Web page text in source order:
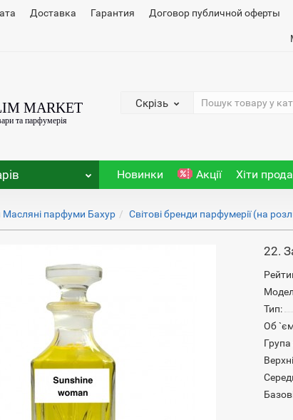
Доставка Гарантия Договор публичной оферты
Скрізь
Новинки Акції Хіти
парфуми Бахур Світові бренди парфумерії (на
22.
Тип:
Об